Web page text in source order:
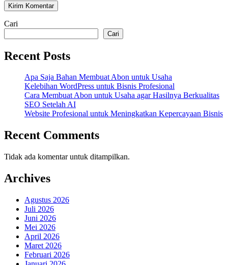
Cari
Cari
Recent Posts
Apa Saja Bahan Membuat Abon untuk Usaha
Kelebihan WordPress untuk Bisnis Profesional
Cara Membuat Abon untuk Usaha agar Hasilnya Berkualitas
SEO Setelah AI
Website Profesional untuk Meningkatkan Kepercayaan Bisnis
Recent Comments
Tidak ada komentar untuk ditampilkan.
Archives
Agustus 2026
Juli 2026
Juni 2026
Mei 2026
April 2026
Maret 2026
Februari 2026